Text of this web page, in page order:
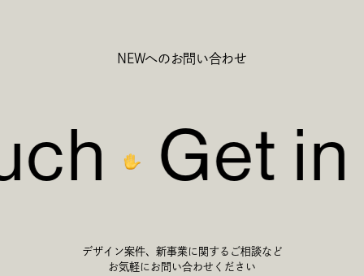
NEWへのお問い合わせ
Get in
デザイン案件、新事業に関するご相談など
お気軽にお問い合わせください